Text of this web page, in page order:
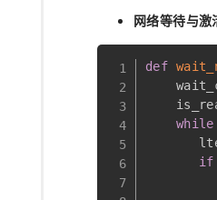
网络等待与激
def
while
if